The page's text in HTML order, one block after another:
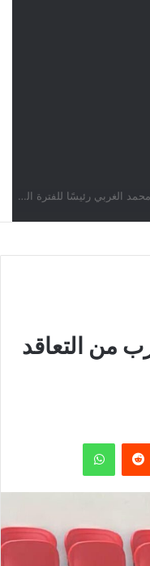
من التعاقد
واتساب